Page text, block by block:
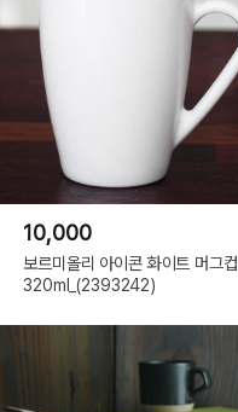
10,000
보르미올리 아이콘 화이트 머그컵
320ml_(2393242)